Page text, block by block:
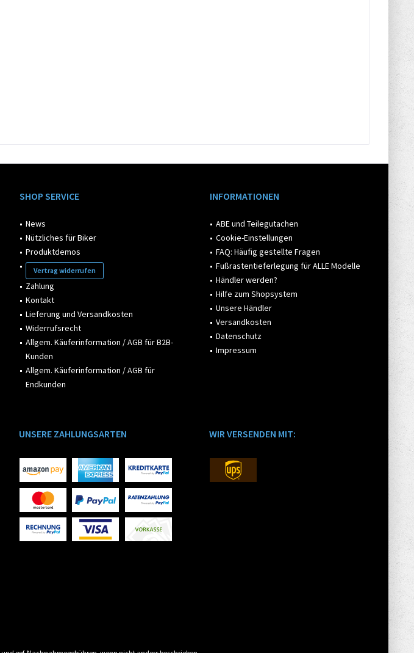
SHOP SERVICE
News
Nützliches für Biker
Produktdemos
Vertrag widerrufen
Zahlung
Kontakt
Lieferung und Versandkosten
Widerrufsrecht
Allgem. Käuferinformation / AGB für B2B-
Kunden
Allgem. Käuferinformation / AGB für
Endkunden
INFORMATIONEN
ABE und Teilegutachen
Cookie-Einstellungen
FAQ: Häufig gestellte Fragen
Fußrastentieferlegung für ALLE Modelle
Händler werden?
Hilfe zum Shopsystem
Unsere Händler
Versandkosten
Datenschutz
Impressum
UNSERE ZAHLUNGSARTEN WIR VERSENDEN MIT: